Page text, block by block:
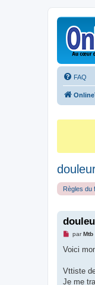
FAQ
Règles du
M
s
g
n
parMtb
Voici
Vttiste
Je me